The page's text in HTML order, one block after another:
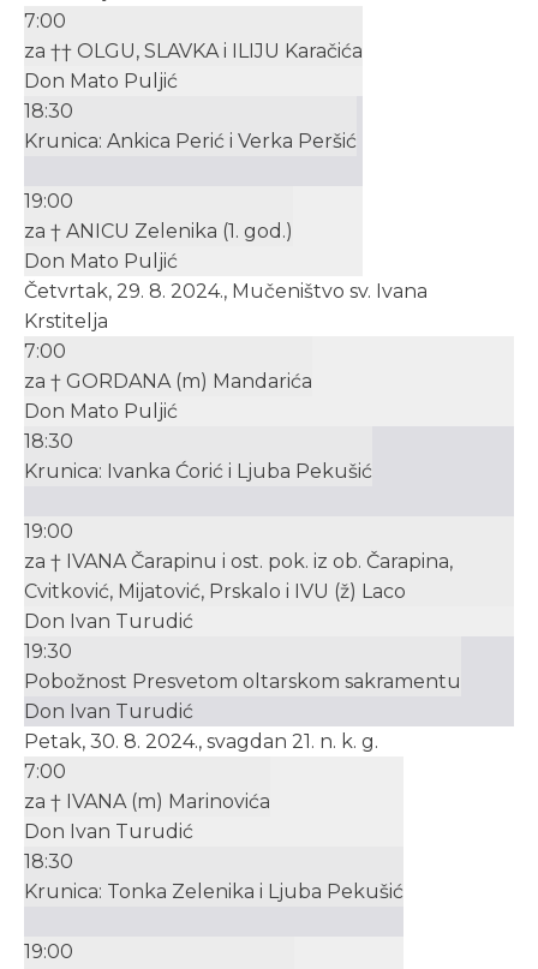
7:00
za †† OLGU, SLAVKA i ILIJU Karačića
Don Mato Puljić
18:30
Krunica: Ankica Perić i Verka Peršić
19:00
za † ANICU Zelenika (1. god.)
Don Mato Puljić
Četvrtak, 29. 8. 2024., Mučeništvo sv. Ivana
Krstitelja
7:00
za † GORDANA (m) Mandarića
Don Mato Puljić
18:30
Krunica: Ivanka Ćorić i Ljuba Pekušić
19:00
za † IVANA Čarapinu i ost. pok. iz ob. Čarapina,
Cvitković, Mijatović, Prskalo i IVU (ž) Laco
Don Ivan Turudić
19:30
Pobožnost Presvetom oltarskom sakramentu
Don Ivan Turudić
Petak, 30. 8. 2024., svagdan 21. n. k. g.
7:00
za † IVANA (m) Marinovića
Don Ivan Turudić
18:30
Krunica: Tonka Zelenika i Ljuba Pekušić
19:00